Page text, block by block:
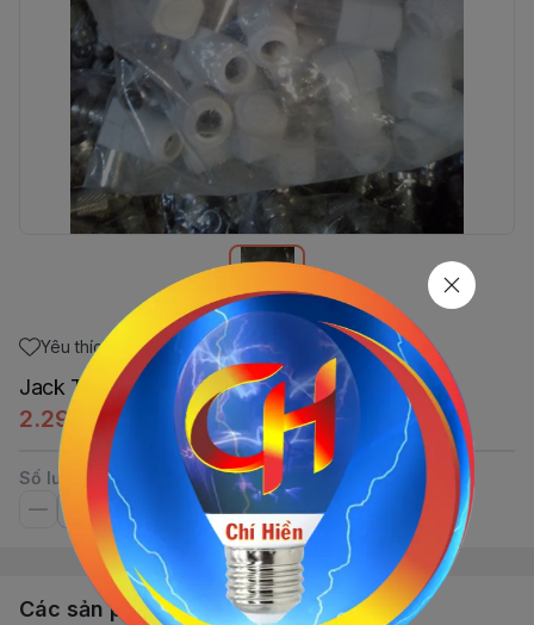
Yêu thích
Jack Tivi Cong Trắng (Rùa Đực)
2.295đ
Số lượng
Các sản phẩm, dịch vụ khác